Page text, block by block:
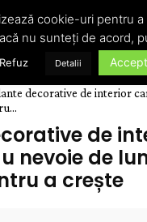
decorative de interior
de
nevoie de
a crește
cookie-uri pentru a
nu sunteți de acord,
Refuz Detalii Accept